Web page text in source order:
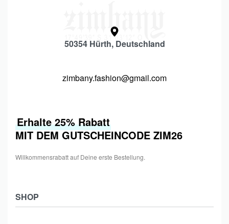
50354 Hürth, Deutschland
zimbany.fashion@gmail.com
SHOP
Erhalte 25% Rabatt
MIT DEM GUTSCHEINCODE ZIM26
Willkommensrabatt auf Deine erste Bestellung.